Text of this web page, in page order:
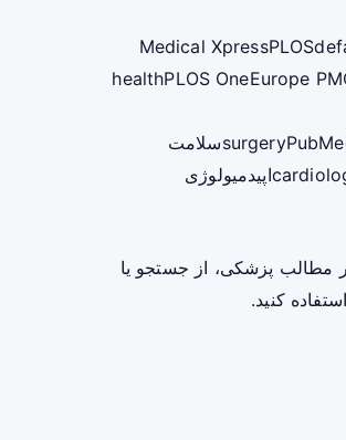
Medical XpressPLOS
healthPLOS OneEurope
surgeryسلامت
اپیدمیولوژی
مطالب پزشکی، از جستجو یا
کنید.